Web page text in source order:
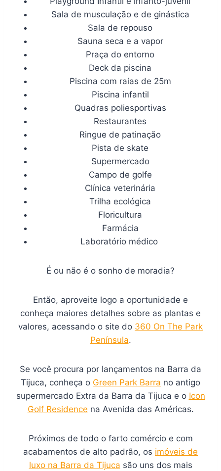
Sala de musculação e de ginástica
Sala de repouso
Sauna seca e a vapor
Praça do entorno
Deck da piscina
Piscina com raias de 25m
Piscina infantil
Quadras poliesportivas
Restaurantes
Ringue de patinação
Pista de skate
Supermercado
Campo de golfe
Clínica veterinária
Trilha ecológica
Floricultura
Farmácia
Laboratório médico
É ou não é o sonho de moradia?
Então, aproveite logo a oportunidade e
conheça maiores detalhes sobre as plantas e
valores, acessando o site do 360 On The Park
Península.
Se você procura por lançamentos na Barra da
Tijuca, conheça o Green Park Barra no antigo
supermercado Extra da Barra da Tijuca e o Icon
Golf Residence na Avenida das Américas.
Próximos de todo o farto comércio e com
acabamentos de alto padrão, os imóveis de
luxo na Barra da Tijuca são uns dos mais